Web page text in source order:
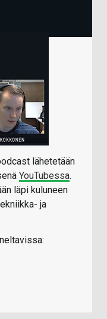
lähetetään
YouTubessa.
läpi kuluneen
ja